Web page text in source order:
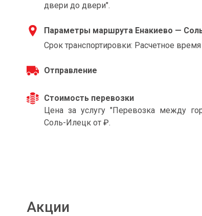
двери до двери".
Параметры маршрута Енакиево —
Срок транспортировки: Расчетное время
Отправление
Стоимость перевозки
Цена за услугу "Перевозка между
Соль-Илецк от ₽.
Акции